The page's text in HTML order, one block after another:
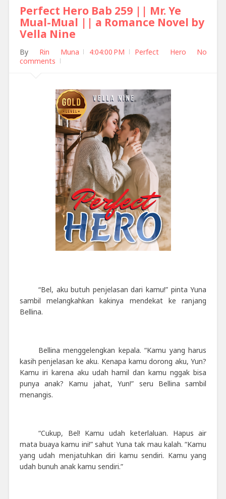
Perfect Hero Bab 259 || Mr. Ye
Mual-Mual || a Romance Novel by
Vella Nine
By Rin Muna 4:04:00 PM Perfect Hero
No
comments
“Bel, aku butuh penjelasan dari kamu!” pinta Yuna
sambil melangkahkan kakinya mendekat ke ranjang
Bellina.
Bellina menggelengkan kepala. “Kamu yang harus
kasih penjelasan ke aku. Kenapa kamu dorong aku, Yun?
Kamu iri karena aku udah hamil dan kamu nggak bisa
punya anak? Kamu jahat, Yun!” seru Bellina sambil
menangis.
“Cukup, Bel! Kamu udah keterlaluan. Hapus air
mata buaya kamu ini!” sahut Yuna tak mau kalah. “Kamu
yang udah menjatuhkan diri kamu sendiri. Kamu yang
udah bunuh anak kamu sendiri.”